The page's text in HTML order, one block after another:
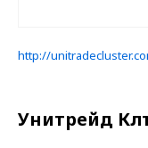
http://
Унитрейд